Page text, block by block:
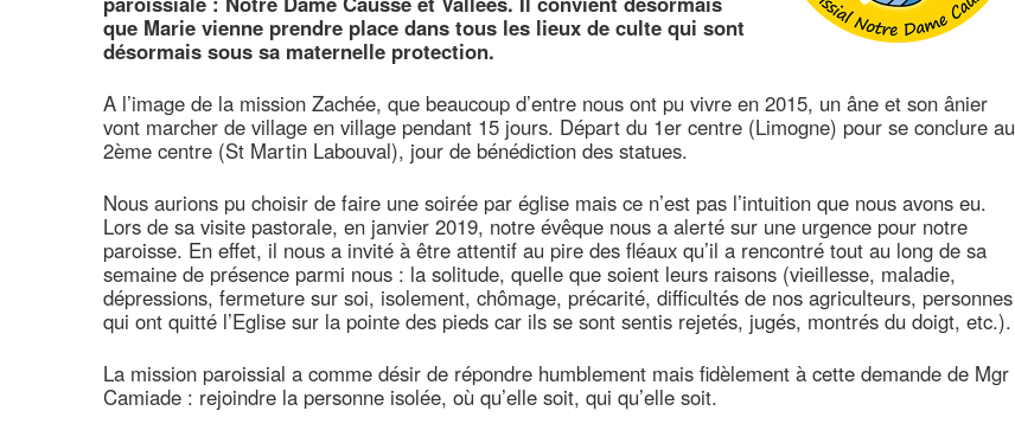
que Marie vienne prendre place dans tous les lieux de culte qui sont
désormais sous sa maternelle protection.
A l’image de la mission Zachée, que beaucoup d’entre nous ont pu vivre en 2015, un âne et son ânier
vont marcher de village en village pendant 15 jours. Départ du 1er centre (Limogne) pour se conclure au
2ème centre (St Martin Labouval), jour de bénédiction des statues.
Nous aurions pu choisir de faire une soirée par église mais ce n’est pas l’intuition que nous avons eu.
Lors de sa visite pastorale, en janvier 2019, notre évêque nous a alerté sur une urgence pour notre
paroisse. En effet, il nous a invité à être attentif au pire des fléaux qu’il a rencontré tout au long de sa
semaine de présence parmi nous : la solitude, quelle que soient leurs raisons (vieillesse, maladie,
dépressions, fermeture sur soi, isolement, chômage, précarité, difficultés de nos agriculteurs, personnes
qui ont quitté l’Eglise sur la pointe des pieds car ils se sont sentis rejetés, jugés, montrés du doigt, etc.).
La mission paroissial a comme désir de répondre humblement mais fidèlement à cette demande de Mgr
Camiade : rejoindre la personne isolée, où qu’elle soit, qui qu’elle soit.